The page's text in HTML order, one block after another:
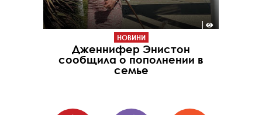
НОВИНИ
Дженнифер Энистон
сообщила о пополнении в
семье